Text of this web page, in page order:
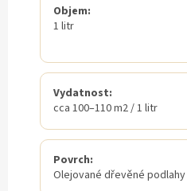
Objem:
1 litr
Vydatnost:
cca 100–110 m2 / 1 litr
Povrch:
Olejované dřevěné podlahy